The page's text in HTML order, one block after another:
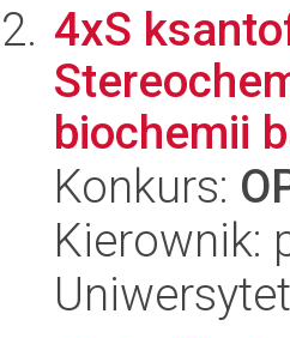
4xS
biochemii
Konkurs:
Kierownik: